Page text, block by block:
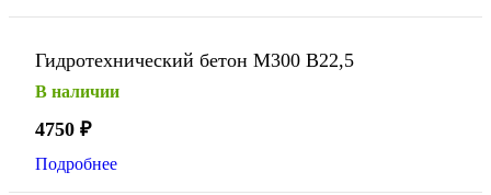
Гидротехнический бетон М300 В22,5
В наличии
4750 ₽
Подробнее